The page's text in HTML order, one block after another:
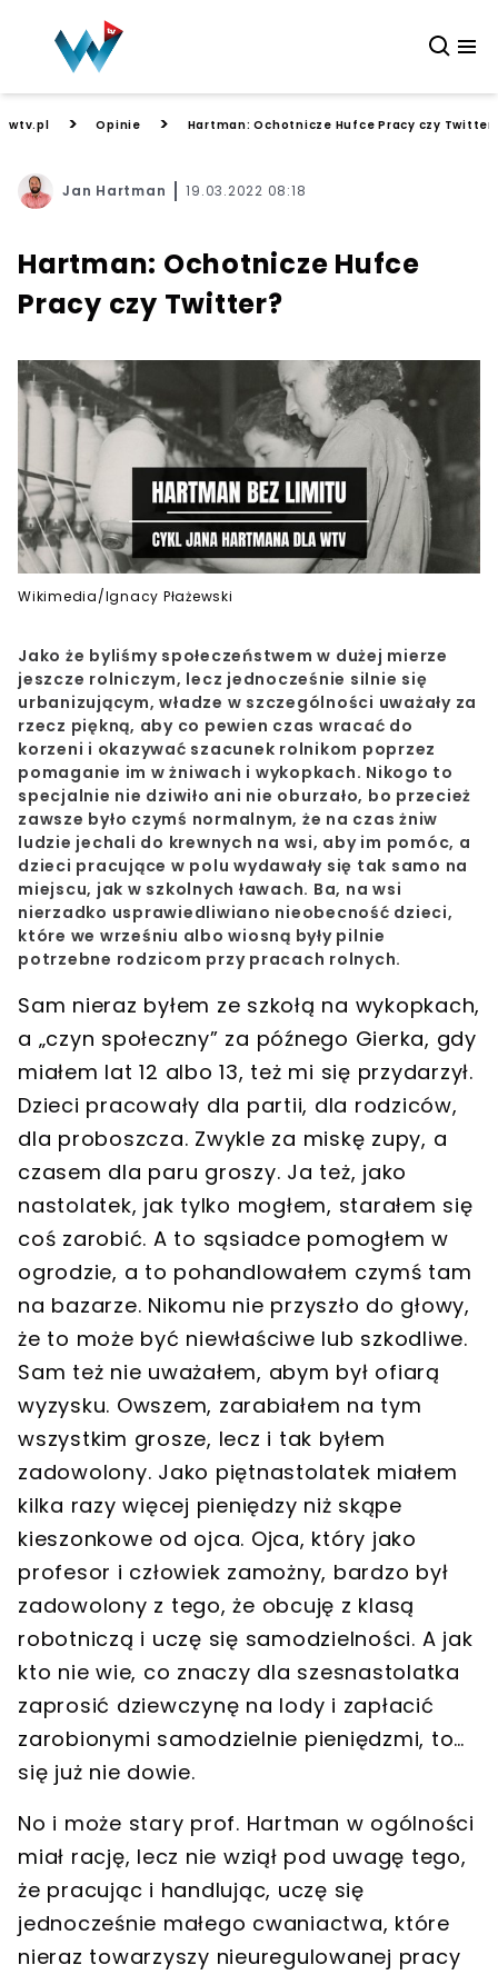
wtv.pl > Opinie > Hartman: Ochotnicze Hufce Pracy czy
Jan Hartman 19.03.2022 08:18
Hartman: Ochotnicze Hufce
Pracy czy Twitter?
Wikimedia/Ignacy Płażewski
Jako że byliśmy społeczeństwem w dużej mierze
jeszcze rolniczym, lecz jednocześnie silnie się
urbanizującym, władze w szczególności uważały za
rzecz piękną, aby co pewien czas wracać do
korzeni i okazywać szacunek rolnikom poprzez
pomaganie im w żniwach i wykopkach. Nikogo to
specjalnie nie dziwiło ani nie oburzało, bo przecież
zawsze było czymś normalnym, że na czas żniw
ludzie jechali do krewnych na wsi, aby im pomóc, a
dzieci pracujące w polu wydawały się tak samo na
miejscu, jak w szkolnych ławach. Ba, na wsi
nierzadko usprawiedliwiano nieobecność dzieci,
które we wrześniu albo wiosną były pilnie
potrzebne rodzicom przy pracach rolnych.
Sam nieraz byłem ze szkołą na wykopkach,
a „czyn społeczny” za późnego Gierka, gdy
miałem lat 12 albo 13, też mi się przydarzył.
Dzieci pracowały dla partii, dla rodziców,
dla proboszcza. Zwykle za miskę zupy, a
czasem dla paru groszy. Ja też, jako
nastolatek, jak tylko mogłem, starałem się
coś zarobić. A to sąsiadce pomogłem w
ogrodzie, a to pohandlowałem czymś tam
na bazarze. Nikomu nie przyszło do głowy,
że to może być niewłaściwe lub szkodliwe.
Sam też nie uważałem, abym był ofiarą
wyzysku. Owszem, zarabiałem na tym
wszystkim grosze, lecz i tak byłem
zadowolony. Jako piętnastolatek miałem
kilka razy więcej pieniędzy niż skąpe
kieszonkowe od ojca. Ojca, który jako
profesor i człowiek zamożny, bardzo był
zadowolony z tego, że obcuję z klasą
robotniczą i uczę się samodzielności. A jak
kto nie wie, co znaczy dla szesnastolatka
zaprosić dziewczynę na lody i zapłacić
zarobionymi samodzielnie pieniędzmi, to…
się już nie dowie.
No i może stary prof. Hartman w ogólności
miał rację, lecz nie wziął pod uwagę tego,
że pracując i handlując, uczę się
jednocześnie małego cwaniactwa, które
nieraz towarzyszy nieuregulowanej pracy